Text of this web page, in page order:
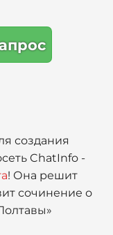
создания
ChatInfo -
! Она решит
сочинение о